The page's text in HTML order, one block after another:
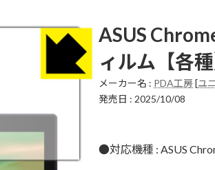
ASUS
ィルム【各種
メーカー名 : PDA工房[ユ
発売日 : 2025/10/08
●対応機種 : ASUS